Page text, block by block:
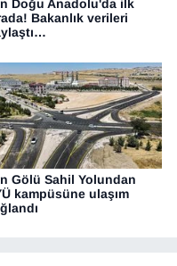
Doğu Anadolu'da ilk
Bakanlık verileri
Gölü Sahil Yolundan
kampüsüne ulaşım